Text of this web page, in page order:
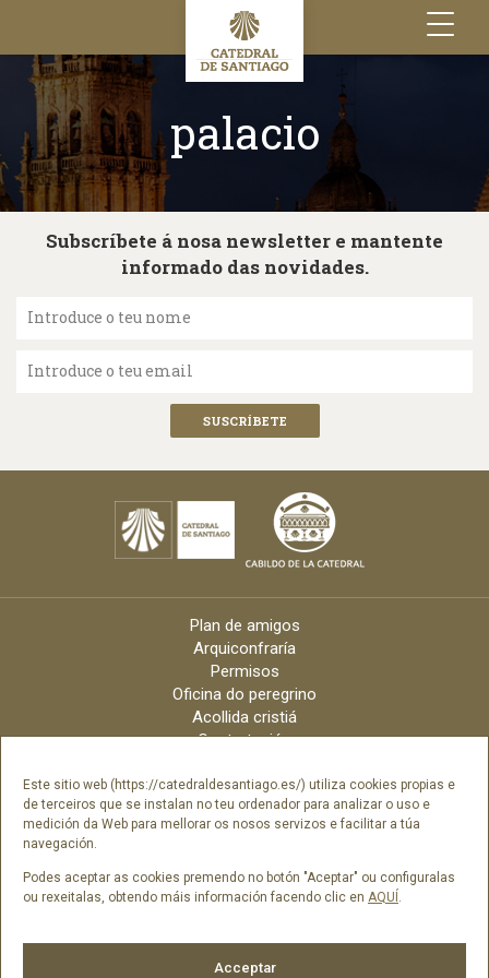
Este sitio web (https://catedraldesantiago.es/) utiliza cookies propias e
de terceiros que se instalan no teu ordenador para analizar o uso e
medición da Web para mellorar os nosos servizos e facilitar a túa
navegación.
Podes aceptar as cookies premendo no botón "Aceptar" ou configuralas
ou rexeitalas, obtendo máis información facendo clic en AQUÍ.
Acceptar
Toggle
navigation
palacio
Subscríbete á nosa newsletter e mantente
informado das novidades.
Introduce o teu nome
Introduce o teu email
Plan de amigos
Arquiconfraría
Permisos
Oficina do peregrino
Acollida cristiá
Contratación
Arquidiócese
Créditos
Catálogo Dixital